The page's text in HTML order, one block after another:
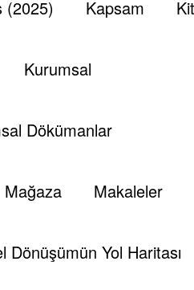
(2025) Kapsam
Kurumsal
Dökümanlar
Mağaza Makaleler
Yol Haritası